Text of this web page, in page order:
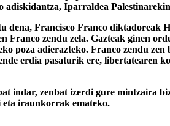
Iparraldea
dena, Francisco Franco diktadoreak
zendu zela. Gazteak ginen
poza adierazteko. Franco zendu
erdia pasaturik ere, libertatearen
indar, zenbat izerdi gure mintzaira
iraunkorrak emateko.